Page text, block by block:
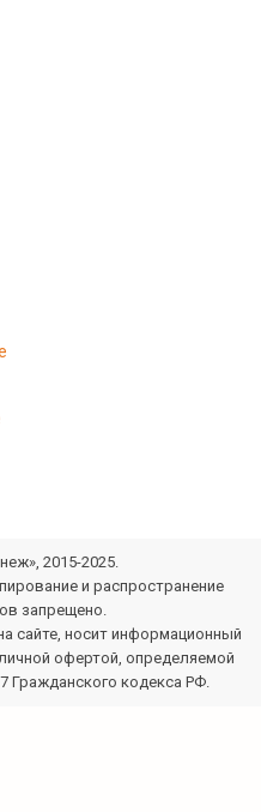
2015-2025.
и распространение
запрещено.
сайте, носит информационный
офертой, определяемой
Гражданского кодекса РФ.